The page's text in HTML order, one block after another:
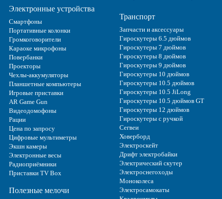
Электронные устройства
Смартфоны
Портативные колонки
Громкоговорители
Караоке микрофоны
Повербанки
Проекторы
Чехлы-аккумуляторы
Планшетные компьютеры
Игровые приставки
AR Game Gun
Видеодомофоны
Рации
Цена по запросу
Цифровые мультиметры
Экшн камеры
Электронные весы
Радиоприёмники
Приставки TV Box
Полезные мелочи
Транспорт
Запчасти и аксессуары
Гироскутеры 6.5 дюймов
Гироскутеры 7 дюймов
Гироскутеры 8 дюймов
Гироскутеры 9 дюймов
Гироскутеры 10 дюймов
Гироскутеры 10.5 дюймов
Гироскутеры 10.5 JiLong
Гироскутеры 10.5 дюймов GT
Гироскутеры 12 дюймов
Гироскутеры с ручкой
Сегвеи
Ховерборд
Электроскейт
Дрифт электробайки
Электрический скутер
Электроснегоходы
Моноколеса
Электросамокаты